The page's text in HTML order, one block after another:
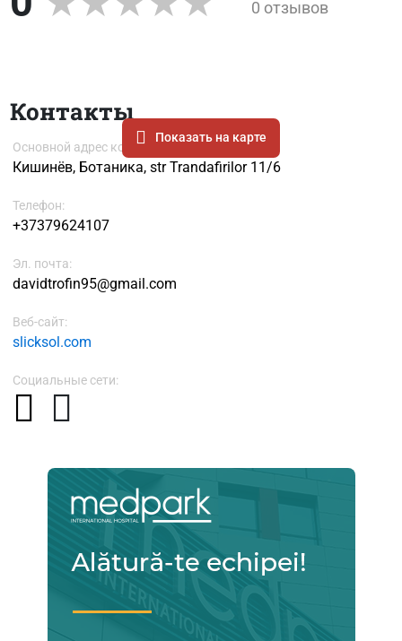
0 отзывов
Контакты
Показать на карте
Основной адрес компании
Кишинёв, Ботаника, str Trandafirilor 11/6
Телефон:
+37379624107
Эл. почта:
davidtrofin95@gmail.com
Веб-сайт:
slicksol.com
Социальные сети: